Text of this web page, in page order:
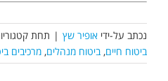
נכתב על-ידי אופיר שץ | תחת
ביטוח חיים,ביטוח מנהלים, מרכיבים